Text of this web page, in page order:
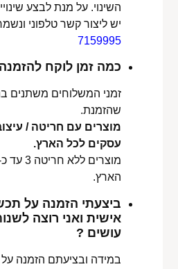
השינוי. על מנת לבצע
יש ליצור קשר טלפוני
7159995
כמה זמן לוקח
זמני המשלוחים משתנים
שהזמנת.
עסקים לכל הארץ.
הארץ.
ביצעתי הזמנה על
אישית ואני רוצה
עושים ?
במידה ובציעתם הזמנה